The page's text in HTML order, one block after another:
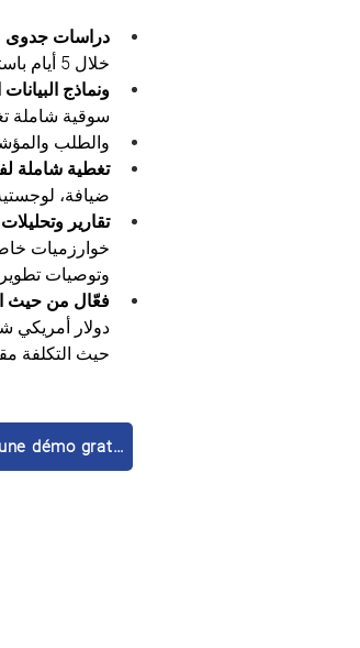
دراسات جدوى
خلال 5 أيام باستخدام الأتمتة
ونماذج
سوقية شاملة
والطلب
تغطية شاملة
ضيافة،
تقارير
خوارزميات
وتوصيات
فعّال من حيث
دولار أمريكي
حيث التكلفة
Demander une démo gratuite